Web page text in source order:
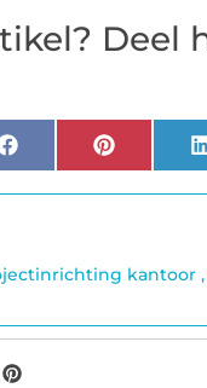
Deel
FacebookPinterest
kantoor ,